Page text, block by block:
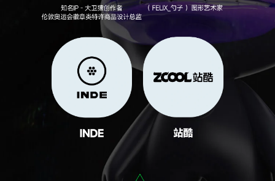
真实不再只是锋利，也可以是柔软。
新的嘻哈精神更像"情绪容器型IP"可以承载：
爱情、成长、迷茫、社交焦虑、时代孤独。